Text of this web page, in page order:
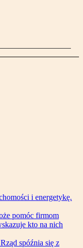
i energetykę.
pomóc firmom
kto na nich
spóźnia się z